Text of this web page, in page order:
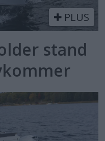
PLUS
stand